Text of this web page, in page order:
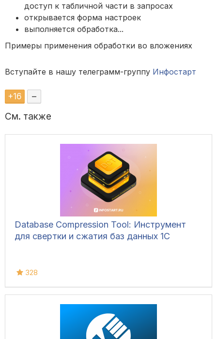
доступ к табличной части в запросах
открывается форма настроек
выполняется обработка...
Примеры применения обработки во вложениях
Вступайте в нашу телеграмм-группу Инфостарт
+16 –
См. также
Database Compression Tool: Инструмент
для свертки и сжатия баз данных 1С
328